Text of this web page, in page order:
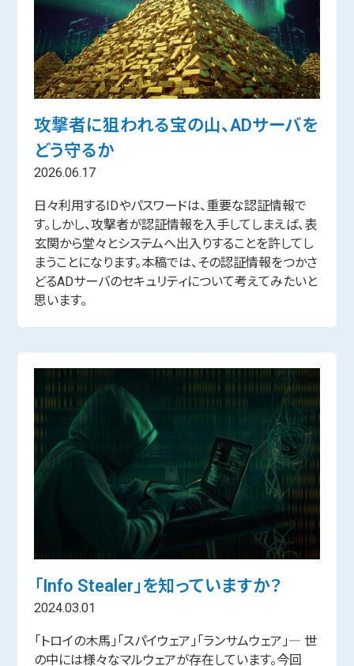
攻撃者に狙われる宝の山、ADサーバを
どう守るか
2026.06.17
日々利用するIDやパスワードは、重要な認証情報で
す。しかし、攻撃者が認証情報を入手してしまえば、表
玄関から堂々とシステムへ出入りすることを許してし
まうことになります。本稿では、その認証情報をつかさ
どるADサーバのセキュリティについて考えてみたいと
思います。
「Info Stealer」を知っていますか？
2024.03.01
「トロイの木馬」「スパイウェア」「ランサムウェア」― 世
の中には様々なマルウェアが存在しています。今回